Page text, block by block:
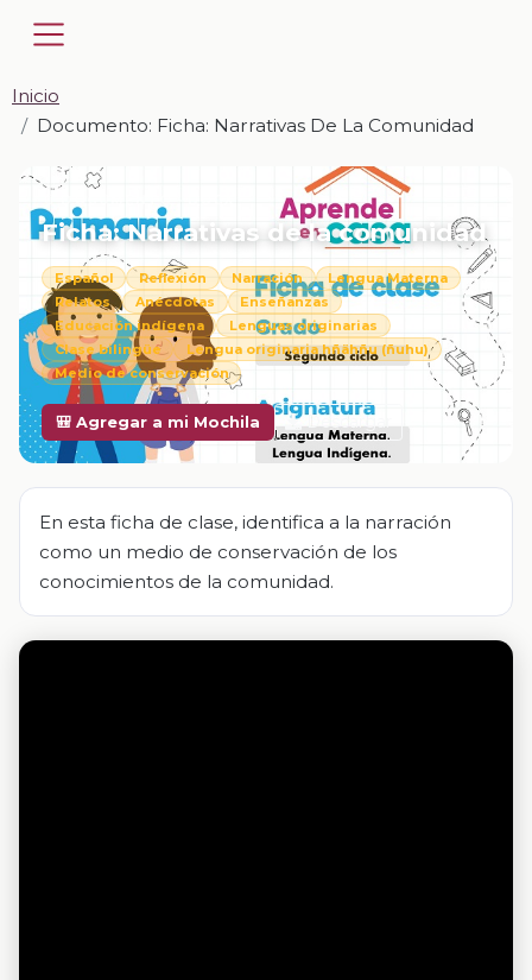
Inicio
Documento: Ficha: Narrativas De La Comunidad
Ficha: Narrativas de la comunidad
Español Reflexión Narración
Lengua Materna
Relatos
Anécdotas
Enseñanzas
Educación indígena
Lenguas originarias
Clase bilingüe
Lengua originaria hñähñu (ñuhu)
Medio de conservación
🎒 Agregar a mi Mochila Descargar
En esta ficha de clase, identifica a la narración
como un medio de conservación de los
conocimientos de la comunidad.